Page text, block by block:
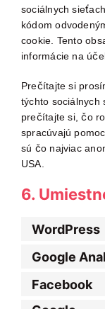
sociálnych
kódom
cookie. Tento
informácie na
Prečítajte si
týchto sociálnych
prečítajte si, čo
spracúvajú
sú čo najviac
USA.
6.
WordPress
Google
Facebook